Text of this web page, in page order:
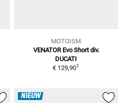
MOTOISM
VENATOR Evo Short div.
DUCATI
€ 129,901
NIEUW